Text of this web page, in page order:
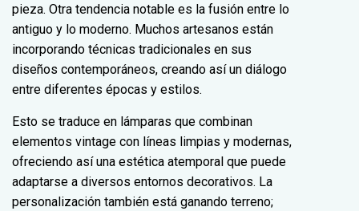
pieza. Otra tendencia notable es la fusión entre lo
antiguo y lo moderno. Muchos artesanos están
incorporando técnicas tradicionales en sus
diseños contemporáneos, creando así un diálogo
entre diferentes épocas y estilos.
Esto se traduce en lámparas que combinan
elementos vintage con líneas limpias y modernas,
ofreciendo así una estética atemporal que puede
adaptarse a diversos entornos decorativos. La
personalización también está ganando terreno;